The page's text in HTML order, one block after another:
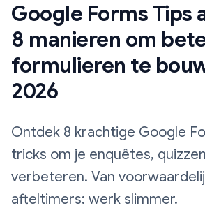
Google Forms Tips
8 manieren om
formulieren te
2026
Ontdek 8 krachtige Google
tricks om je enquêtes,
verbeteren. Van
afteltimers: werk slimmer.